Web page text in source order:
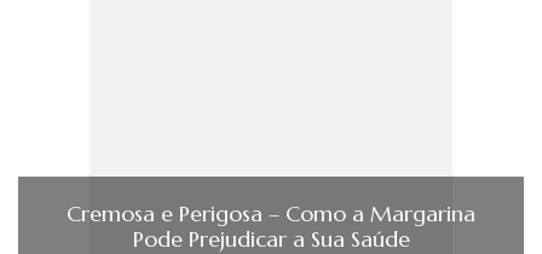
Cremosa e Perigosa – Como a Margarina
Pode Prejudicar a Sua Saúde